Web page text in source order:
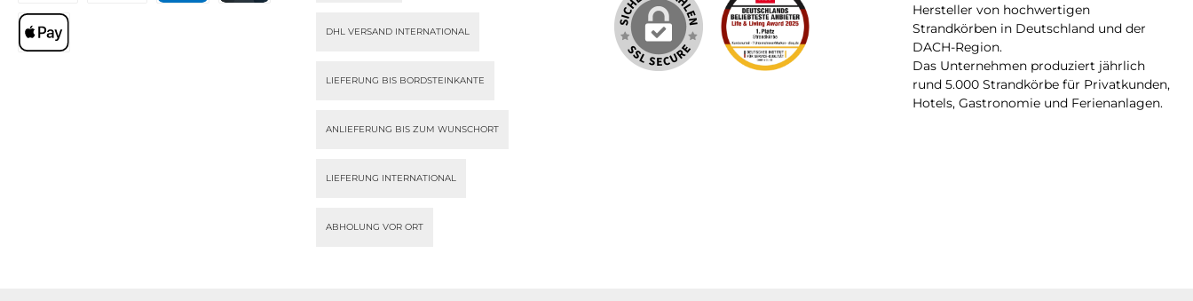
Vorkasse
DHL VERSAND INTERNATIONAL
LIEFERUNG BIS BORDSTEINKANTE
ANLIEFERUNG BIS ZUM WUNSCHORT
LIEFERUNG INTERNATIONAL
ABHOLUNG VOR ORT
Hersteller von hochwertigen
Strandkörben in Deutschland und der
DACH-Region.
Das Unternehmen produziert jährlich
rund 5.000 Strandkörbe für Privatkunden,
Hotels, Gastronomie und Ferienanlagen.